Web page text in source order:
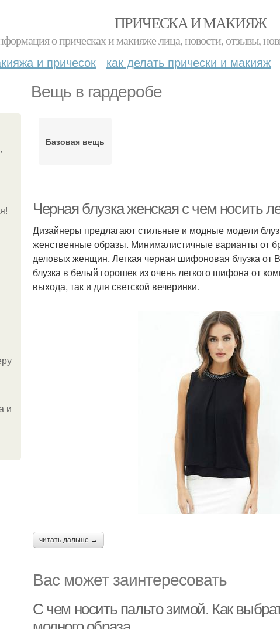
ПРИЧЕСКА И МАКИЯЖ
о прическах и макияже лица, новости, отзывы,
и причесок как делать прически и макияж
Вещь в гардеробе
и
Базовая вещь
Черная блузка женская с чем носить
Дизайнеры предлагают стильные и модные модели
женственные образы. Минималистичные варианты от
деловых женщин. Легкая черная шифоновая блузка от
блузка в белый горошек из очень легкого шифона от
выхода, так и для светской вечеринки.
читать дальше →
Вас может заинтересовать
С чем носить пальто зимой. Как